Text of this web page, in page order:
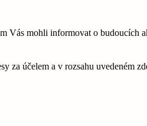
mohli informovat o budoucích
za účelem a v rozsahu uvedeném